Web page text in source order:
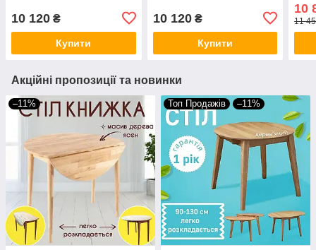
столи з масиву
1400(1900)х850мм
10 120 ₴
Купити
столи з масиву
900(1250)х900мм
10 120₴
Купити
10
11
Акційні пропозиції та новинки
–11% Топ Продажів –11%